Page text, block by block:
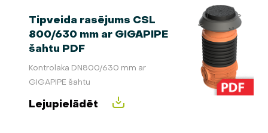
Tipveida rasējums CSL
800/630 mm ar GIGAPIPE
šahtu PDF
Kontrolaka DN800/630 mm ar
GIGAPIPE šahtu
Lejupielādēt